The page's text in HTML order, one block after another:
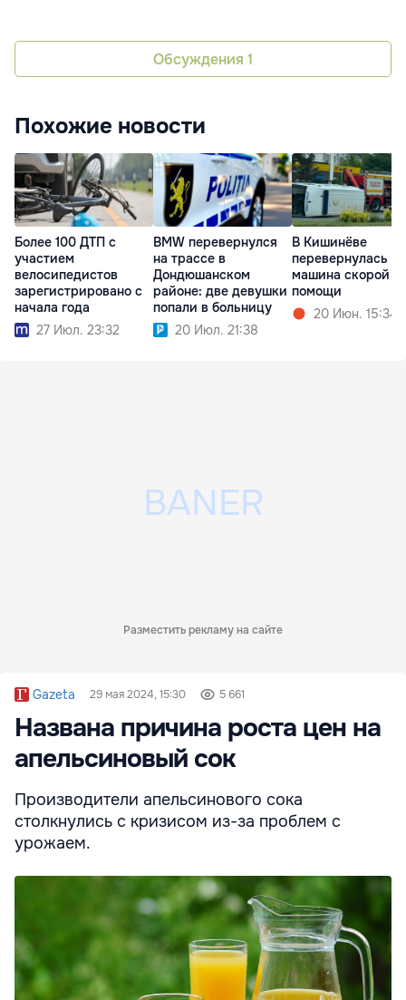
Обсуждения 1
Похожие новости
Более 100 ДТП с
участием
велосипедистов
зарегистрировано с
начала года
27 Июл. 23:32
BMW перевернулся
на трассе в
Дондюшанском
районе: две девушки
попали в больницу
20 Июл. 21:38
В Кишинёве
перевернулась
машина скорой
помощи
20 Июн. 15:34
Разместить рекламу на сайте
Gazeta 29 мая 2024, 15:30 5 661
Названа причина роста цен на
апельсиновый сок
Производители апельсинового сока
столкнулись с кризисом из-за проблем с
урожаем.